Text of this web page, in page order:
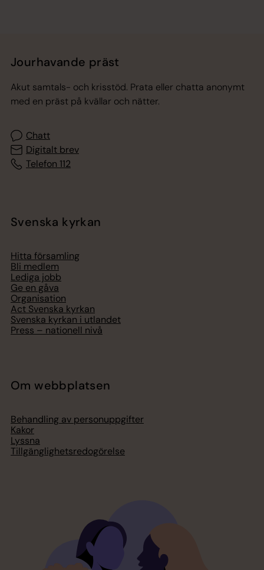
Jourhavande präst
Akut samtals- och krisstöd. Prata eller chatta anonymt
med en präst på kvällar och nätter.
Chatt
Digitalt brev
Telefon 112
Svenska kyrkan
Hitta församling
Bli medlem
Lediga jobb
Ge en gåva
Organisation
Act Svenska kyrkan
Svenska kyrkan i utlandet
Press – nationell nivå
Om webbplatsen
Behandling av personuppgifter
Kakor
Lyssna
Tillgänglighetsredogörelse